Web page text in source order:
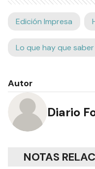
Edición Impresa
Lo que hay que saber
Autor
Diario
NOTAS